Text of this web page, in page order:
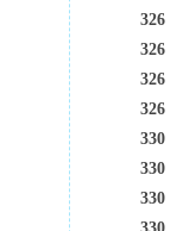
326
326
326
326
330
330
330